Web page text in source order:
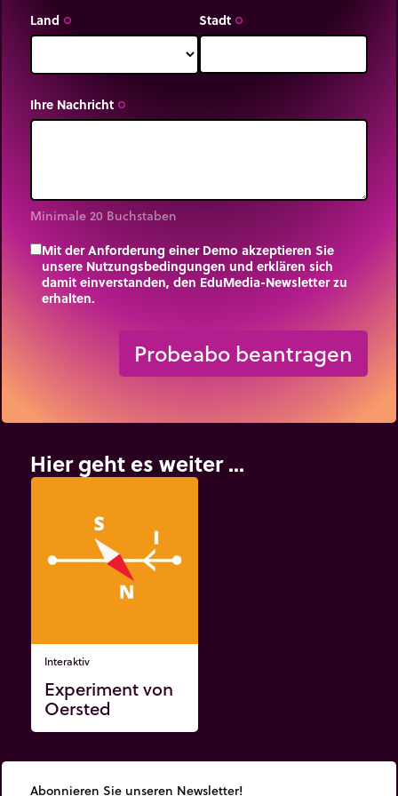
Land trip_origin Stadt trip_origin
Ihre Nachricht trip_origin
Minimale 20 Buchstaben
Mit der Anforderung einer Demo akzeptieren Sie
unsere Nutzungsbedingungen und erklären sich
damit einverstanden, den EduMedia-Newsletter zu
erhalten.
Probeabo beantragen
Hier geht es weiter ...
Interaktiv
Experiment von
Oersted
Abonnieren Sie unseren Newsletter!